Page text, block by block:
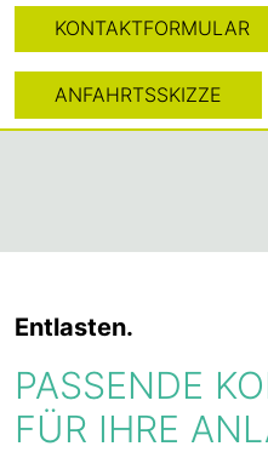
KONTAKTFORMULAR
ANFAHRTSSKIZZE
Entlasten.
PASSENDE
FÜR IHRE